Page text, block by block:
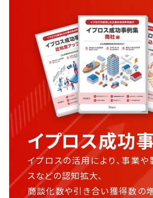
イプロス成功
イプロスの活用により、事業や
スなどの認知拡大、
商談化数や引き合い獲得数の